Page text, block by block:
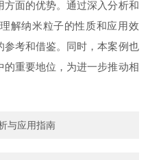
面的优势。通过深入分析和
解纳米粒子的性质和应用效
考和借鉴。同时，本案例也
重要地位，为进一步推动相
与应用指南